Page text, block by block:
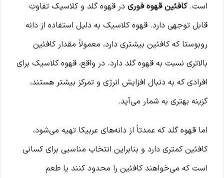
است.کافئین قهوه فوری در قهوه گلد و کلاسیک تفاوت
قابل توجهی دارد. قهوه کلاسیک به دلیل استفاده از دانه
روبوستا که کافئین بیشتری دارد، معمولاً مقدار کافئین
بالاتری نسبت به قهوه گلد دارد. در واقع، قهوه کلاسیک برای
افرادی که به دنبال افزایش انرژی و تمرکز بیشتر هستند،
گزینه بهتری به شمار می‌آید.
اما قهوه گلد که عمدتاً از دانه‌های عربیکا تهیه می‌شود،
کافئین کمتری دارد و بنابراین انتخاب مناسبی برای کسانی
است که می‌خواهند کافئین را محدود کنند یا طعم